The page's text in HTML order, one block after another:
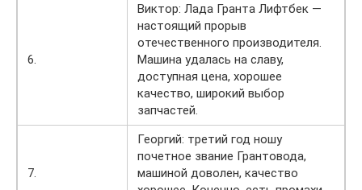
6.
Виктор: Лада Гранта Лифтбек —
настоящий прорыв
отечественного производителя.
Машина удалась на славу,
доступная цена, хорошее
качество, широкий выбор
запчастей.
7.
Георгий: третий год ношу
почетное звание Грантовода,
машиной доволен, качество